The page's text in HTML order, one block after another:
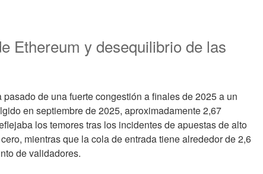
Ethereum y desequilibrio de las
de una fuerte congestión a finales de 2025 a un
en septiembre de 2025, aproximadamente 2,67
los temores tras los incidentes de apuestas de alto
mientras que la cola de entrada tiene alrededor de 2,6
de validadores.